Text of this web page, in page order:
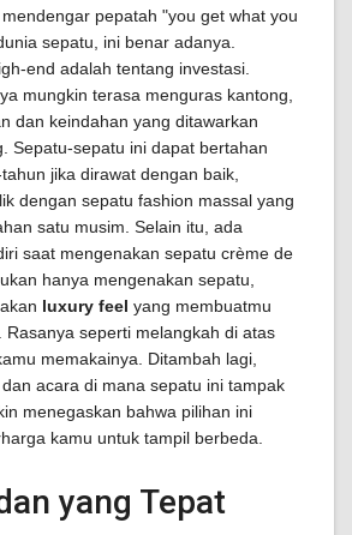
pepatah "you get what you
sepatu, ini benar adanya.
end adalah tentang investasi.
mungkin terasa menguras kantong,
dan keindahan yang ditawarkan
Sepatu-sepatu ini dapat bertahan
jika dirawat dengan baik,
dengan sepatu fashion massal yang
satu musim. Selain itu, ada
saat mengenakan sepatu crème de
hanya mengenakan sepatu,
luxury feel yang membuatmu
Rasanya seperti melangkah di atas
memakainya. Ditambah lagi,
acara di mana sepatu ini tampak
menegaskan bahwa pilihan ini
kamu untuk tampil berbeda.
yang Tepat